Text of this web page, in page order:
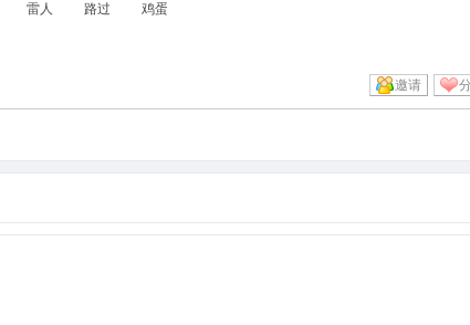
雷人 路过 鸡蛋
邀请